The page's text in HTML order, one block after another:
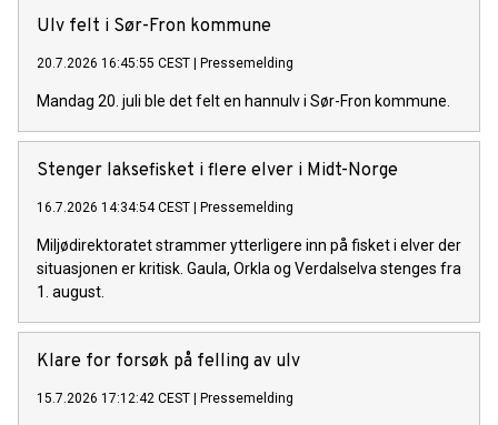
Ulv felt i Sør-Fron kommune
20.7.2026 16:45:55 CEST Pressemelding
Mandag 20. juli ble det felt en hannulv i Sør-Fron kommune.
Stenger laksefisket i flere elver i Midt-Norge
16.7.2026 14:34:54 CEST Pressemelding
Miljødirektoratet strammer ytterligere inn på fisket i elver der
situasjonen er kritisk. Gaula, Orkla og Verdalselva stenges fra
1. august.
Klare for forsøk på felling av ulv
15.7.2026 17:12:42 CEST Pressemelding